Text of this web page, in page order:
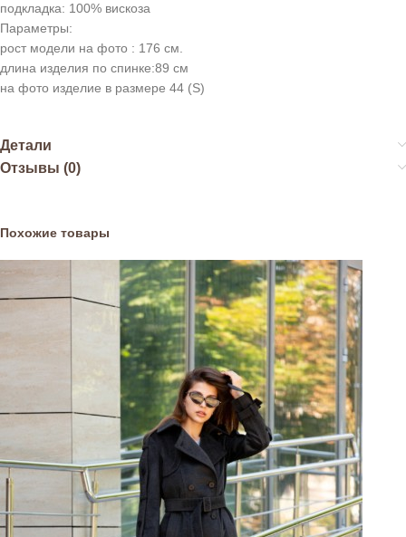
подкладка: 100% вискоза
Параметры:
рост модели на фото : 176 см.
длина изделия по спинке:89 см
на фото изделие в размере 44 (S)
Детали
Отзывы (0)
Похожие товары